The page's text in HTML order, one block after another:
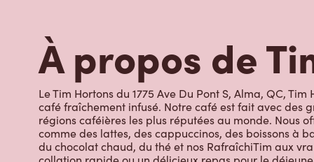
Le Tim Hortons du 1775 Ave Du Pont S, Alma, QC,
café fraîchement infusé. Notre café est fait avec des
régions caféières les plus réputées au monde. Nous
comme des lattes, des cappuccinos, des boissons à
du chocolat chaud, du thé et nos RafraîchiTim aux
collation rapide ou un délicieux repas pour le
fraîchement cassés sont disponibles jusqu’à 16 h.
biscuits, muffins, Timbits et beignes, y compris nos
aussi une variété de soupes, dont notre soupe
un chili, qui se marie parfaitement avec nos quartiers